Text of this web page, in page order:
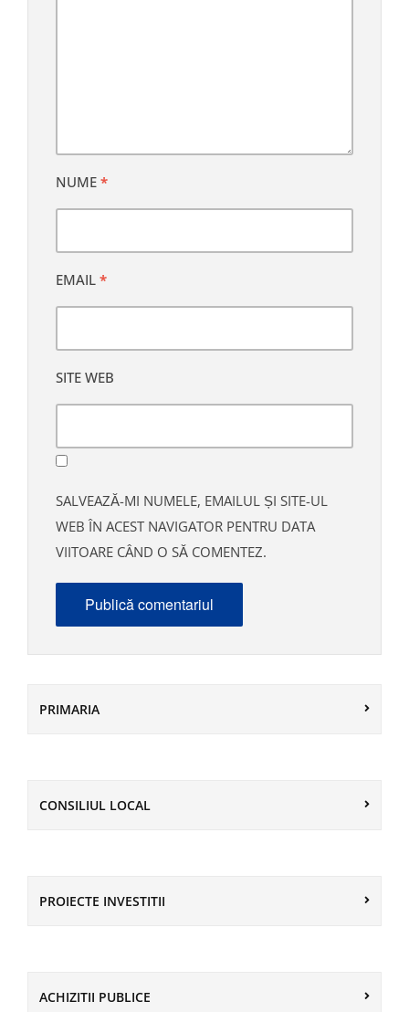
PRIMARIA
CONSILIUL LOCAL
PROIECTE INVESTITII
ACHIZITII PUBLICE
NUME *
EMAIL *
SITE WEB
SALVEAZĂ-MI NUMELE, EMAILUL ȘI SITE-UL
WEB ÎN ACEST NAVIGATOR PENTRU DATA
VIITOARE CÂND O SĂ COMENTEZ.